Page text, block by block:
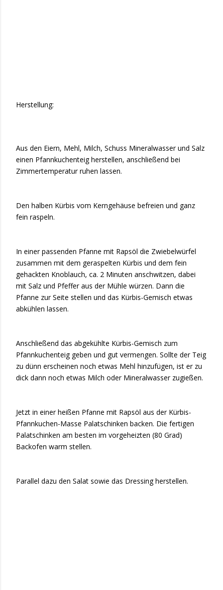
Herstellung:
Aus den Eiern, Mehl, Milch, Schuss Mineralwasser und Salz
einen Pfannkuchenteig herstellen, anschließend bei
Zimmertemperatur ruhen lassen.
Den halben Kürbis vom Kerngehäuse befreien und ganz
fein raspeln.
In einer passenden Pfanne mit Rapsöl die Zwiebelwürfel
zusammen mit dem geraspelten Kürbis und dem fein
gehackten Knoblauch, ca. 2 Minuten anschwitzen, dabei
mit Salz und Pfeffer aus der Mühle würzen. Dann die
Pfanne zur Seite stellen und das Kürbis-Gemisch etwas
abkühlen lassen.
Anschließend das abgekühlte Kürbis-Gemisch zum
Pfannkuchenteig geben und gut vermengen. Sollte der Teig
zu dünn erscheinen noch etwas Mehl hinzufügen, ist er zu
dick dann noch etwas Milch oder Mineralwasser zugießen.
Jetzt in einer heißen Pfanne mit Rapsöl aus der Kürbis-
Pfannkuchen-Masse Palatschinken backen. Die fertigen
Palatschinken am besten im vorgeheizten (80 Grad)
Backofen warm stellen.
Parallel dazu den Salat sowie das Dressing herstellen.